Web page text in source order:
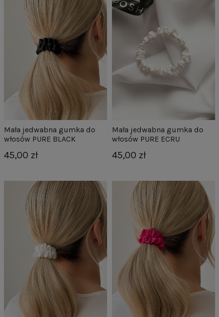
Mała jedwabna gumka do
włosów PURE BLACK
45,00 zł
Mała jedwabna gumka do
włosów PURE ECRU
45,00 zł